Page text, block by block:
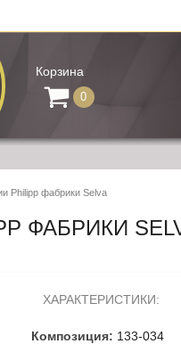
Корзина
0
Philipp фабрики Selva
ФАБРИКИ
ХАРАКТЕРИСТИКИ:
Композиция: 133-034